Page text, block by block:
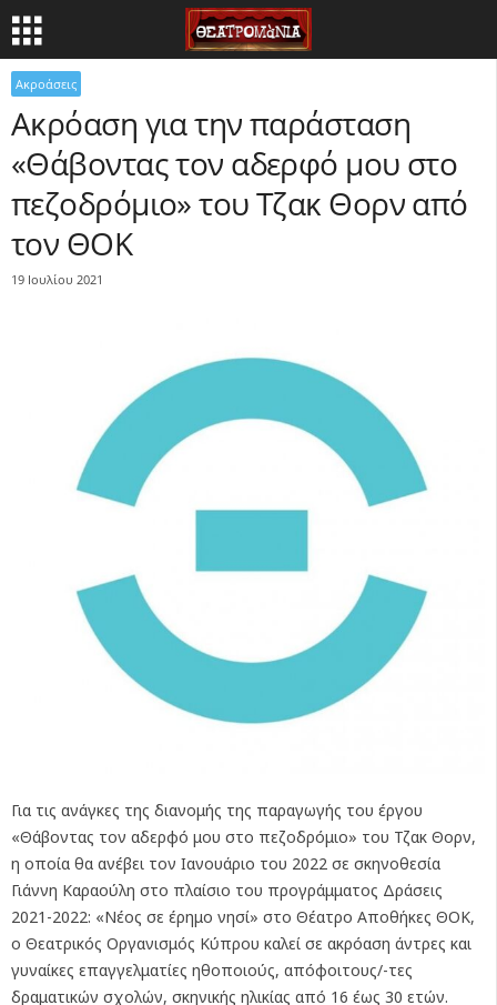
Ακροάσεις
Ακρόαση για την παράσταση
«Θάβοντας τον αδερφό μου στο
πεζοδρόμιο» του Τζακ Θορν από
τον ΘΟΚ
19 Ιουλίου 2021
Για τις ανάγκες της διανομής της παραγωγής του έργου
«Θάβοντας τον αδερφό μου στο πεζοδρόμιο» του Τζακ Θορν,
η οποία θα ανέβει τον Ιανουάριο του 2022 σε σκηνοθεσία
Γιάννη Καραούλη στο πλαίσιο του προγράμματος Δράσεις
2021-2022: «Νέος σε έρημο νησί» στο Θέατρο Αποθήκες ΘΟΚ,
ο Θεατρικός Οργανισμός Κύπρου καλεί σε ακρόαση άντρες και
γυναίκες επαγγελματίες ηθοποιούς, απόφοιτους/-τες
δραματικών σχολών, σκηνικής ηλικίας από 16 έως 30 ετών.